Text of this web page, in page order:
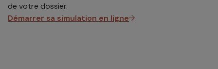
de votre dossier.
Démarrer sa simulation en ligne